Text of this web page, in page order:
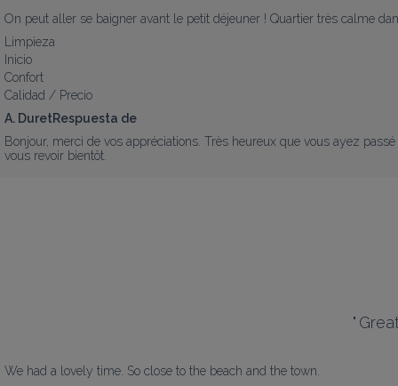
On peut aller se baigner avant le petit déjeuner ! Quartier très calme
Limpieza
Inicio
Confort
Calidad / Precio
A. DuretRespuesta de
Bonjour, merci de vos appréciations. Très heureux que vous ayez
vous revoir bientôt.
"
We had a lovely time. So close to the beach and the town.